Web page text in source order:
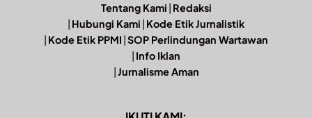
Tentang Kami | Redaksi
| Hubungi Kami | Kode Etik Jurnalistik
| Kode Etik PPMI |SOP Perlindungan Wartawan
| Info Iklan
|Jurnalisme Aman